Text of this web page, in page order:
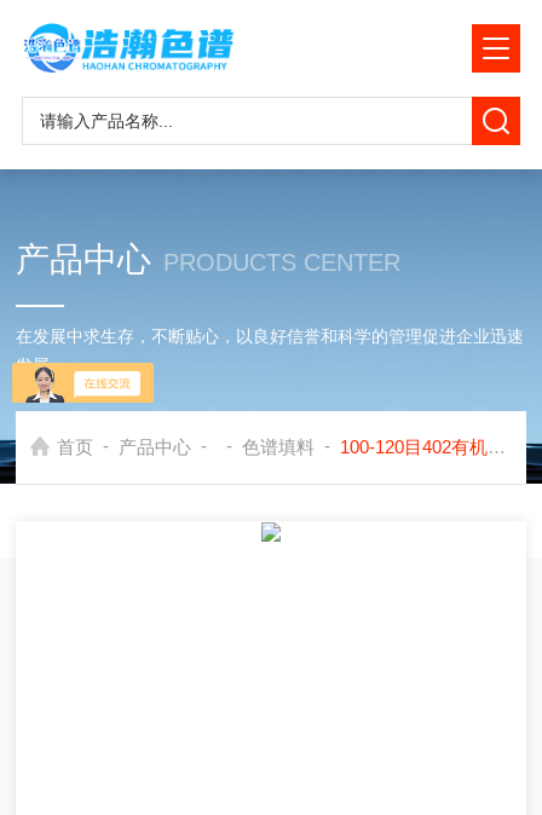
产品中心 PRODUCTS CENTER
在发展中求生存，不断贴心，以良好信誉和科学的管理促进企业迅速
发展
首页 - 产品中心 - - 色谱填料 - 100-120目402有机担体色谱填料应用岛津